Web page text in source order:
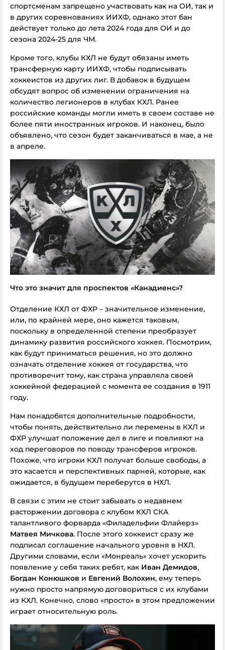
спортсменам запрещено участвовать как на ОИ, так и
в других соревнованиях ИИХФ, однако этот бан
действует только до лета 2024 года для ОИ и до
сезона 2024-25 для ЧМ.
Кроме того, клубы КХЛ не будут обязаны иметь
трансферную карту ИИХФ, чтобы подписывать
хоккеистов из других лиг. В добавок в будущем
обсудят вопрос об изменении ограничения на
количество легионеров в клубах КХЛ. Ранее
российские команды могли иметь в своем составе не
более пяти иностранных игроков. И наконец, было
объявлено, что сезон будет заканчиваться в мае, а не
в апреле.
Что это значит для проспектов «Канадиенс»?
Отделение КХЛ от ФХР – значительное изменение,
или, по крайней мере, оно кажется таковым,
поскольку в определенной степени преобразует
динамику развития российского хоккея. Посмотрим,
как будут приниматься решения, но это должно
означать отделение хоккея от государства, что
противоречит тому, как страна управляла своей
хоккейной федерацией с момента ее создания в 1911
году.
Нам понадобятся дополнительные подробности,
чтобы понять, действительно ли перемены в КХЛ и
ФХР улучшат положение дел в лиге и повлияют на
ход переговоров по поводу трансферов игроков.
Похоже, что игроки КХЛ получат больше свободы, а
это касается и перспективных парней, которые, как
ожидается, в будущем переберутся в НХЛ.
В связи с этим не стоит забывать о недавнем
расторжении договора с клубом КХЛ СКА
талантливого форварда «Филадельфии Флайерз»
Матвея Мичкова. После этого хоккеист сразу же
подписал соглашение начального уровня в НХЛ.
Другими словами, если «Монреаль» хочет ускорить
появление у себя таких ребят, как Иван Демидов,
Богдан Конюшков и Евгений Волохин, ему теперь
нужно просто напрямую договориться с их клубами
из КХЛ. Конечно, слово «просто» в этом предложении
играет относительную роль.